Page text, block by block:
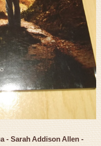
- Sarah Addison Allen -